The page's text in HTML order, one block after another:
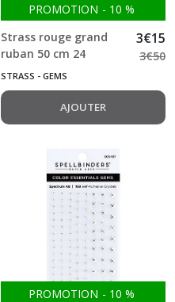
PROMOTION - 10 %
Strass rouge grand
ruban 50 cm 24
rangées de 4mm
3€15
3€50
STRASS - GEMS
AJOUTER
PROMOTION - 10 %